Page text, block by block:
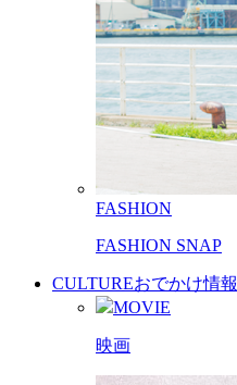
FASHION
FASHION SNAP
CULTUREおでかけ情報
MOVIE
映画